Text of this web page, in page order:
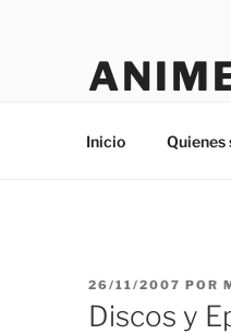
Inicio Quienes
PUBLICADO
EL
26/11/2007 POR
Discos y